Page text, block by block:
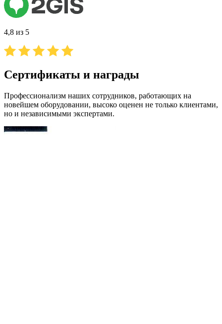
4,8 из 5
Сертификаты и награды
Профессионализм наших сотрудников, работающих на
новейшем оборудовании, высоко оценен не только клиентами,
но и независимыми экспертами.